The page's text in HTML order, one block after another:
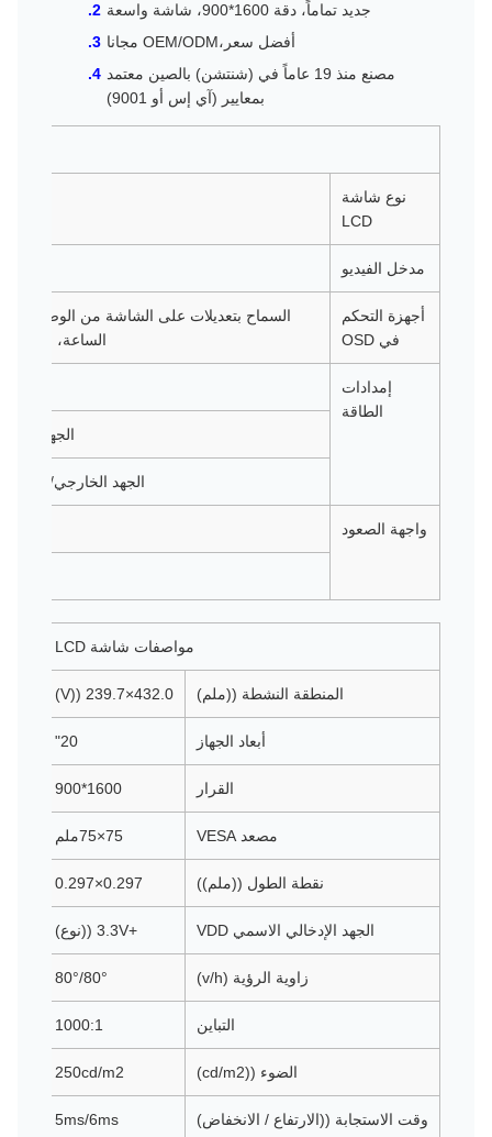
جديد تماماً، دقة 1600*900، شاشة واسعة
أفضل سعر،OEM/ODM مجانا
مصنع منذ 19 عاماً في (شنتشن) بالصين معتمد
بمعايير (آي إس أو 9001)
نوع شاشة
LCD
مدخل الفيديو
أجهزة التحكم
في OSD
السماح بتعديلات على الشاشة من الوضوح،
الساعة، موقع H / V، اللغات، الوظيفة، إعادة تعيين
إمدادات
الطاقة
الجهد الدخالي: 100-240 فاكس،
الجهد الخارجي/التيار: 12 فولت عند 4 آمبرات كحد أقصى
واجهة الصعود
مواصفات شاشة LCD
المنطقة النشطة ((ملم) 432.0×239.7 ((V)
أبعاد الجهاز 20"
القرار 1600*900
مصعد VESA 75×75ملم
نقطة الطول ((ملم)) 0.297×0.297
الجهد الإدخالي الاسمي VDD +3.3V ((نوع)
زاوية الرؤية (v/h) 80°/80°
التباين 1000:1
الضوء ((cd/m2) 250cd/m2
وقت الاستجابة ((الارتفاع / الانخفاض) 5ms/6ms